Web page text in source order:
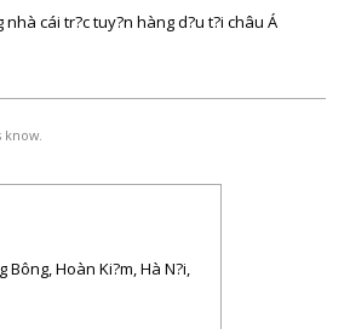
nhà cái tr?c tuy?n hàng d?u t?i châu Á
know.
Bông, Hoàn Ki?m, Hà N?i,